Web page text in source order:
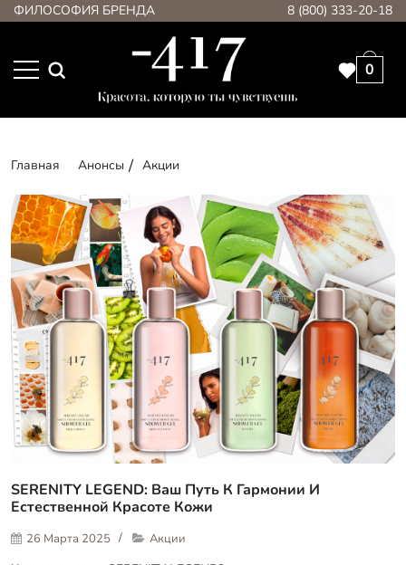
ФИЛОСОФИЯ БРЕНДА 8 (800) 333-20-18
0
Главная Анонсы Акции
SERENITY LEGEND: Ваш Путь К Гармонии И
Естественной Красоте Кожи
26 Марта 2025 Акции